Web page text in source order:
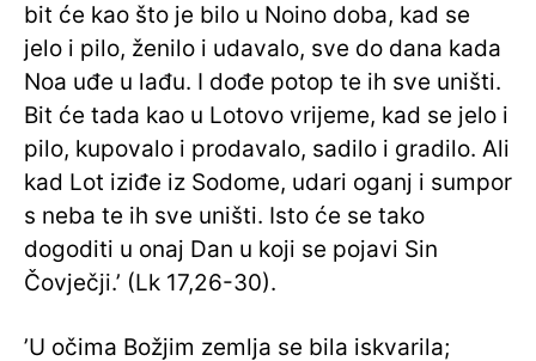
bit će kao što je bilo u Noino doba, kad se
jelo i pilo, ženilo i udavalo, sve do dana kada
Noa uđe u lađu. I dođe potop te ih sve uništi.
Bit će tada kao u Lotovo vrijeme, kad se jelo i
pilo, kupovalo i prodavalo, sadilo i gradilo. Ali
kad Lot iziđe iz Sodome, udari oganj i sumpor
s neba te ih sve uništi. Isto će se tako
dogoditi u onaj Dan u koji se pojavi Sin
Čovječji.’ (Lk 17,26-30).
’U očima Božjim zemlja se bila iskvarila;